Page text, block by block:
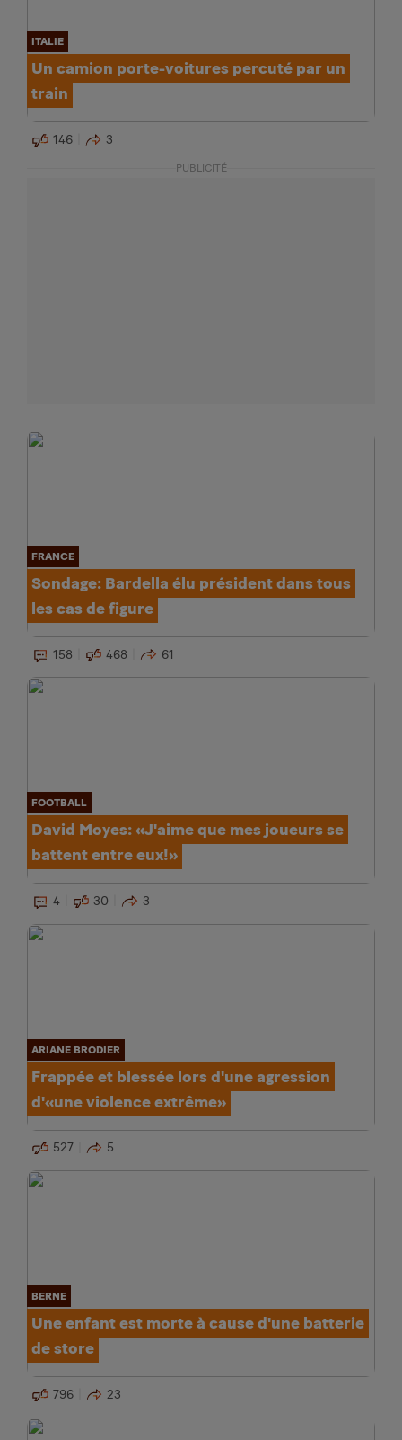
ITALIE
Un camion porte-voitures percuté par un
train
146 3
PUBLICITÉ
FRANCE
Sondage: Bardella élu président dans tous
les cas de figure
158 468 61
FOOTBALL
David Moyes: «J'aime que mes joueurs se
battent entre eux!»
4 30 3
ARIANE BRODIER
Frappée et blessée lors d'une agression
d'«une violence extrême»
527 5
BERNE
Une enfant est morte à cause d'une batterie
de store
796 23